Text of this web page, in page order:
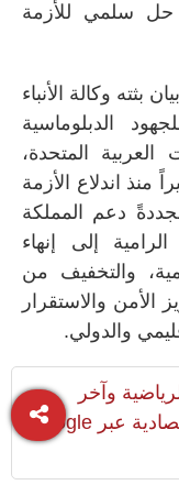
حل سلمي للأزمة
بثته وكالة الأنباء
الدبلوماسية
العربية المتحدة،
في الإفراج عن 7791 أسيراً منذ اندلاع الأزمة
وساطة، مجددةً دعم المملكة
الرامية إلى إنهاء
والتخفيف من
الأمن والاستقرار
والدولي.
وآخر
المستجدات السياسية والإقتصادية عبر Google